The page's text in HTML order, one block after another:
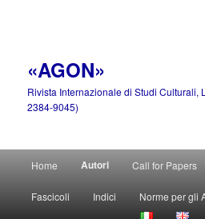
«AGON»
Rivista Internazionale di Studi Culturali,
2384-9045)
principale
Home Autori Call for Papers
Fascicoli Indici Norme per gli